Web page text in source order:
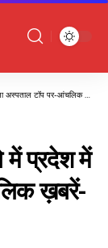
टॉप पर-आंचलिक ख़बरें-मनीष गर्ग
प्रदेश में
ख़बरें-